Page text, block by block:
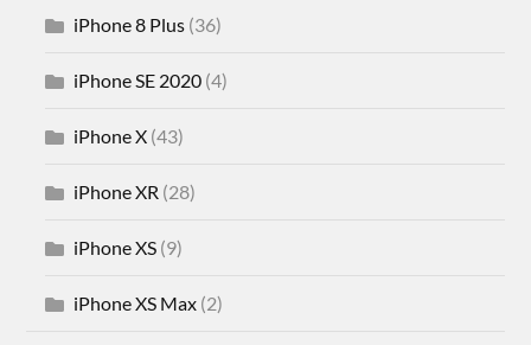
iPhone 8 Plus (36)
iPhone SE 2020 (4)
iPhone X (43)
iPhone XR (28)
iPhone XS (9)
iPhone XS Max (2)